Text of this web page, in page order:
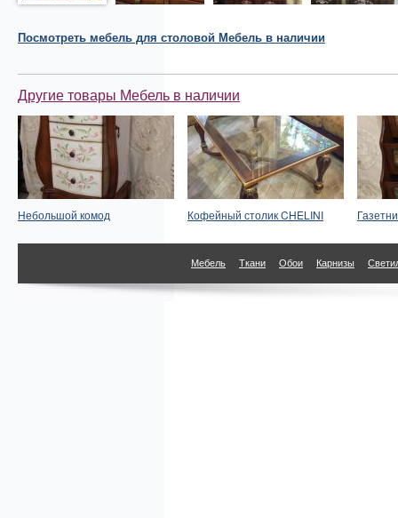
Посмотреть мебель для столовой Мебель в наличии
Другие товары Мебель в наличии
Небольшой комод Кофейный столик CHELINI
Мебель Ткани Обои Карнизы